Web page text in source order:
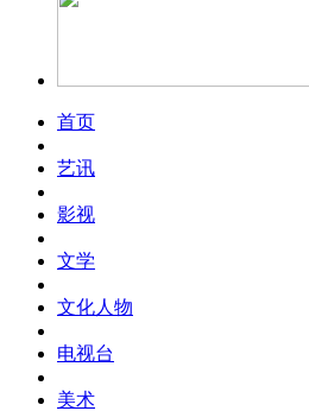
首页
艺讯
影视
文学
文化人物
电视台
美术